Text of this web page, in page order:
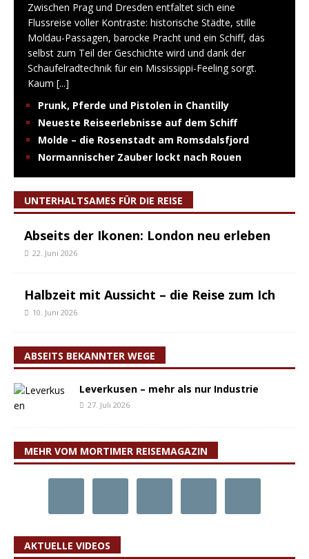
Zwischen Prag und Dresden entfaltet sich eine
Flussreise voller Kontraste: historische Städte, stille
Moldau-Passagen, barocke Pracht und ein Schiff, das
selbst zum Teil der Geschichte wird und dank der
Schaufelradtechnik für ein Mississippi-Feeling sorgt.
Kaum [...]
Prunk, Pferde und Pistolen in Chantilly
Neueste Reiseerlebnisse auf dem Schiff
Molde – die Rosenstadt am Romsdalsfjord
Normannischer Zauber lockt nach Rouen
UNTERHALTSAMES FÜR DIE REISE
Abseits der Ikonen: London neu erleben
22. Juni 2026
Halbzeit mit Aussicht – die Reise zum Ich
10. Juni 2026
ABSEITS BEKANNTER WEGE
Leverkusen – mehr als nur Industrie
27. Juli 2026
MEHR VOM MORTIMER REISEMAGAZIN
AKTUELLE VIDEOS